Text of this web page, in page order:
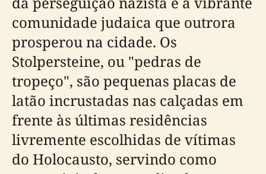
comunidade judaica que outrora
prosperou na cidade. Os
Stolpersteine, ou "pedras de
tropeço", são pequenas placas de
latão incrustadas nas calçadas em
frente às últimas residências
livremente escolhidas de vítimas
do Holocausto, servindo como